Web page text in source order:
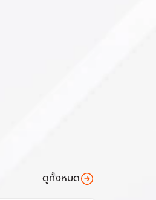
การศึกษา
ายตาม
คอมพิวเตอร์
รและในพื้นที่ดูทั้งหมด